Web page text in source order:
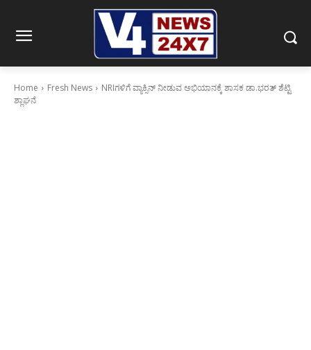
Home Fresh News
NRIಗಳಿಗೆ ವ್ಯಾಕ್ಸಿನ್ ನೀಡುವ ಅಭಿಯಾನಕ್ಕೆ ಶಾಸಕ ಡಾ.ಭರತ್ ಶೆಟ್ಟಿ
ಶ್ಲಾಘನೆ